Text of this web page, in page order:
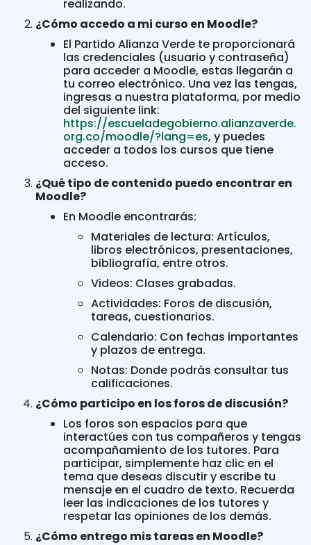
realizando.
¿Cómo accedo a mi curso en Moodle?
El Partido Alianza Verde te proporcionará
las credenciales (usuario y contraseña)
para acceder a Moodle, estas llegarán a
tu correo electrónico. Una vez las tengas,
ingresas a nuestra plataforma, por medio
del siguiente link:
https://escueladegobierno.alianzaverde.
org.co/moodle/?lang=es, y puedes
acceder a todos los cursos que tiene
acceso.
¿Qué tipo de contenido puedo encontrar en
Moodle?
En Moodle encontrarás:
Materiales de lectura: Artículos,
libros electrónicos, presentaciones,
bibliografía, entre otros.
Videos: Clases grabadas.
Actividades: Foros de discusión,
tareas, cuestionarios.
Calendario: Con fechas importantes
y plazos de entrega.
Notas: Donde podrás consultar tus
calificaciones.
¿Cómo participo en los foros de discusión?
Los foros son espacios para que
interactúes con tus compañeros y tengas
acompañamiento de los tutores. Para
participar, simplemente haz clic en el
tema que deseas discutir y escribe tu
mensaje en el cuadro de texto. Recuerda
leer las indicaciones de los tutores y
respetar las opiniones de los demás.
¿Cómo entrego mis tareas en Moodle?